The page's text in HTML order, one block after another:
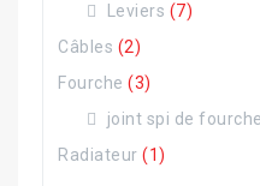
Leviers (7)
Câbles (2)
Fourche (3)
joint spi de fourche
Radiateur (1)